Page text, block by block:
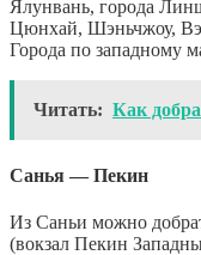
Ялунвань, города
Цюнхай, Шэньчжоу,
Города по западному
Читать: Как
Санья — Пекин
Из Саньи можно
(вокзал Пекин